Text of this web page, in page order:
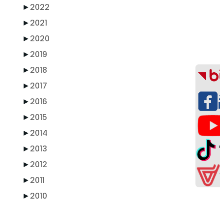
►2022
►2021
►2020
►2019
►2018
►2017
►2016
►2015
►2014
►2013
►2012
►2011
►2010